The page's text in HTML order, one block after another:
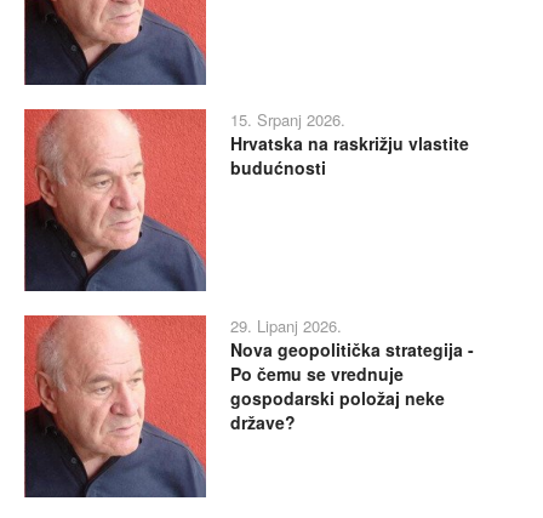
15. Srpanj 2026.
Hrvatska na raskrižju vlastite
budućnosti
29. Lipanj 2026.
Nova geopolitička strategija -
Po čemu se vrednuje
gospodarski položaj neke
države?